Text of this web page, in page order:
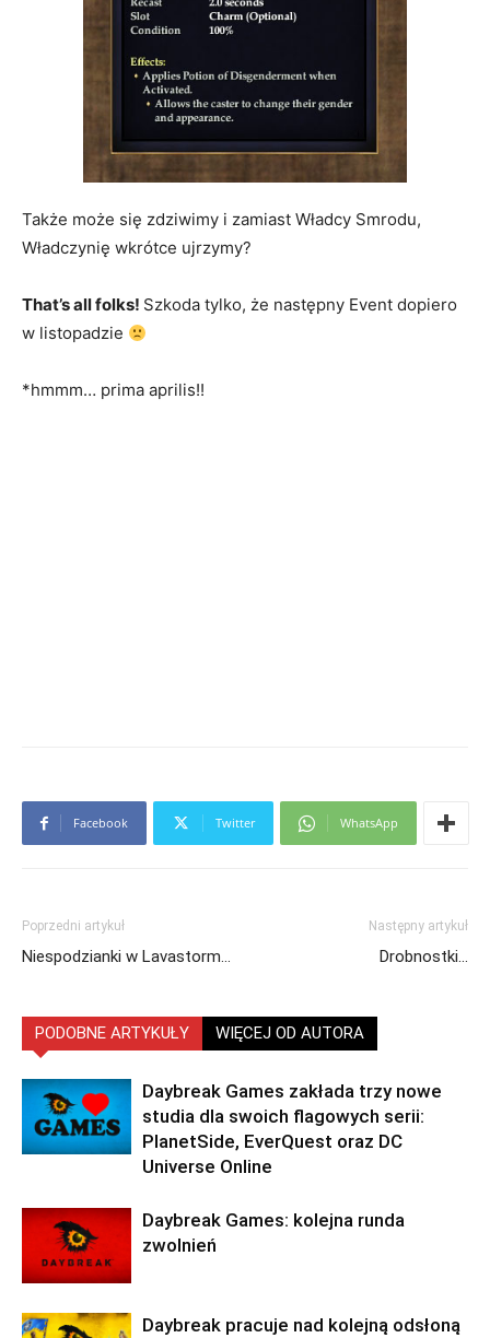
Także może się zdziwimy i zamiast Władcy Smrodu,
Władczynię wkrótce ujrzymy?
That’s all folks! Szkoda tylko, że następny Event dopiero
w listopadzie
*hmmm… prima aprilis!!
Facebook Twitter WhatsApp
Poprzedni artykuł
Niespodzianki w Lavastorm…
Następny artykuł
Drobnostki…
PODOBNE ARTYKUŁY WIĘCEJ OD AUTORA
Daybreak Games zakłada trzy nowe
studia dla swoich flagowych serii:
PlanetSide, EverQuest oraz DC
Universe Online
Daybreak Games: kolejna runda
zwolnień
Daybreak pracuje nad kolejną odsłoną